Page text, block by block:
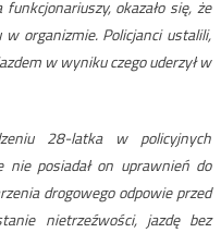
okazało się, że
organizmie. Policjanci ustalili,
w wyniku czego uderzył w
28-latka w policyjnych
posiadał on uprawnień do
drogowego odpowie przed
nietrzeźwości, jazdę bez